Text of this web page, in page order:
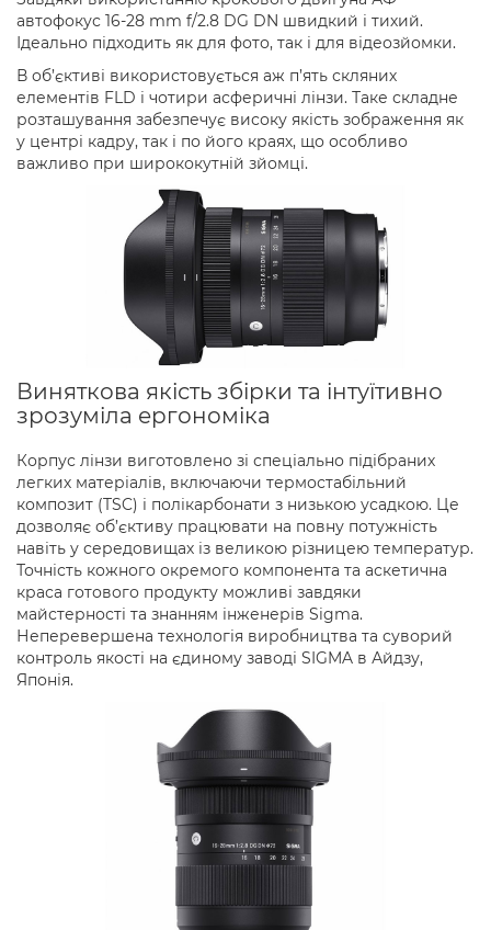
автофокус 16-28 mm f/2.8 DG DN швидкий і тихий.
Ідеально підходить як для фото, так і для відеозйомки.
В об’єктиві використовується аж п’ять скляних
елементів FLD і чотири асферичні лінзи. Таке складне
розташування забезпечує високу якість зображення як
у центрі кадру, так і по його краях, що особливо
важливо при ширококутній зйомці.
Виняткова якість збірки та інтуїтивно
зрозуміла ергономіка
Корпус лінзи виготовлено зі спеціально підібраних
легких матеріалів, включаючи термостабільний
композит (TSC) і полікарбонати з низькою усадкою. Це
дозволяє об’єктиву працювати на повну потужність
навіть у середовищах із великою різницею температур.
Точність кожного окремого компонента та аскетична
краса готового продукту можливі завдяки
майстерності та знанням інженерів Sigma.
Неперевершена технологія виробництва та суворий
контроль якості на єдиному заводі SIGMA в Айдзу,
Японія.